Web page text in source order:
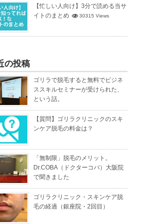
【忙しい人向け】3分で読める当サ
イトのまとめ
30315 Views
の投稿
ゴリラで脱毛すると無料でビジネ
ススキルセミナーが受けられた、
という話。
【質問】ゴリラクリニックのスキ
ンケア脱毛の料金は？
「無制限」脱毛のメリット。
Dr.COBA（ドクターコバ）大阪院
で聞きました
ゴリラクリニック・スキンケア脱
毛の経過（銀座院・2回目）